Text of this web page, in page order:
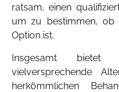
ratsam, einen
um zu bestimmen, ob
Option ist.
Insgesamt bietet
vielversprechende
herkömmlichen